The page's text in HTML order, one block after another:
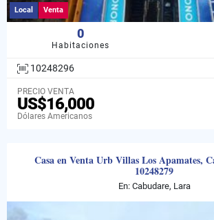
Local Venta
0
Habitaciones
10248296
PRECIO VENTA
US$16,000
Dólares Americanos
Casa en Venta Urb Villas Los Apamates,
10248279
En: Cabudare, Lara